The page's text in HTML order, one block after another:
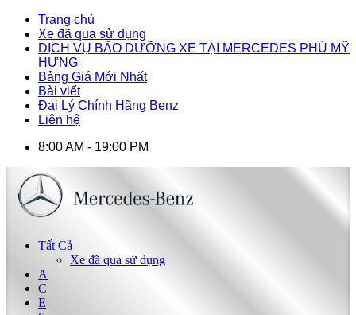
Trang chủ
Xe đã qua sử dụng
DỊCH VỤ BÃO DƯỠNG XE TẠI MERCEDES PHÚ MỸ
HƯNG
Bảng Giá Mới Nhất
Bài viết
Đại Lý Chính Hãng Benz
Liên hệ
8:00 AM - 19:00 PM
Tất Cả
Xe đã qua sử dụng
A
C
E